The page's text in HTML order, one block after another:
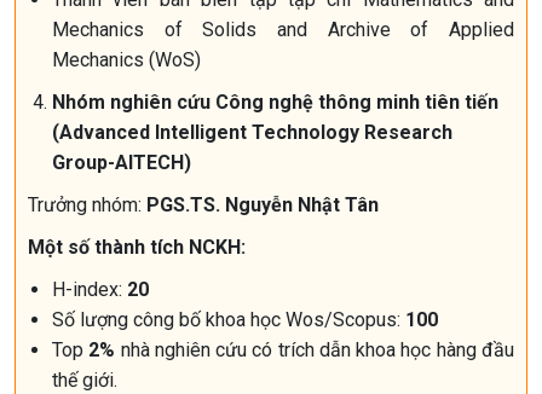
Mechanics of Solids and Archive of Applied
Mechanics (WoS)
Nhóm nghiên cứu Công nghệ thông minh tiên tiến
(Advanced Intelligent Technology Research
Group-AITECH)
Trưởng nhóm: PGS.TS. Nguyễn Nhật Tân
Một số thành tích NCKH:
H-index: 20
Số lượng công bố khoa học Wos/Scopus: 100
Top 2% nhà nghiên cứu có trích dẫn khoa học hàng đầu
thế giới.